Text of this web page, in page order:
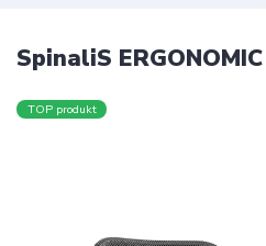
SpinaliS ERGONOMIC
TOP produkt